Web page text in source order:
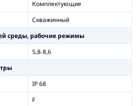
Комплектующие
Скважинный
среды, рабочие режимы
5,8-8,6
IP 68
F